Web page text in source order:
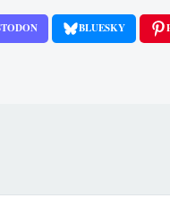
BLUESKY
chce to odwrócić